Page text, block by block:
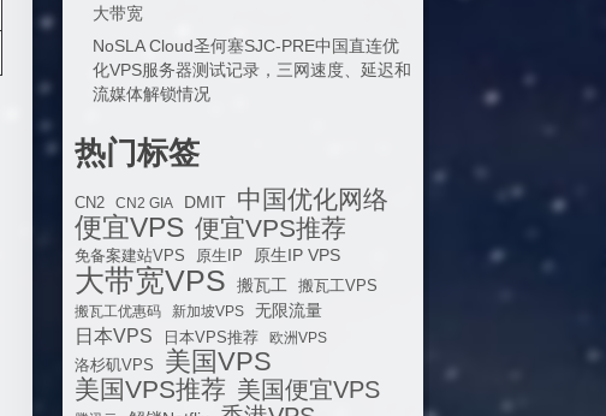
大带宽
NoSLA Cloud圣何塞SJC-PRE中国直连优
化VPS服务器测试记录，三网速度、延迟和
流媒体解锁情况
热门标签
CN2 CN2 GIA DMIT 中国优化网络
便宜VPS 便宜VPS推荐
免备案建站VPS 原生IP 原生IP VPS
大带宽VPS 搬瓦工
搬瓦工VPS
搬瓦工优惠码
新加坡VPS 无限流量
日本VPS 日本VPS推荐
欧洲VPS
洛杉矶VPS
美国VPS
美国VPS推荐 美国便宜VPS